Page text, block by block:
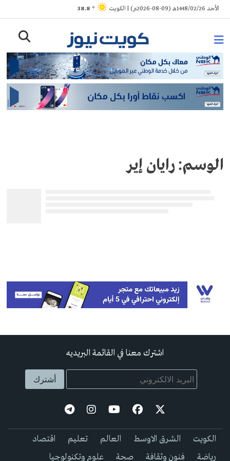
Skip
to
الأحد 1448/02/26هـ (09-08-2026م) | الكويت ° 38.8
الوسم:رايان إير
اشترك معنا في القائمة البريديه
الكويت الشرق الاوسط العالم تعليم
اقتصاد
رياضة
فنون وثقافة صحة علوم وتكنولوجيا